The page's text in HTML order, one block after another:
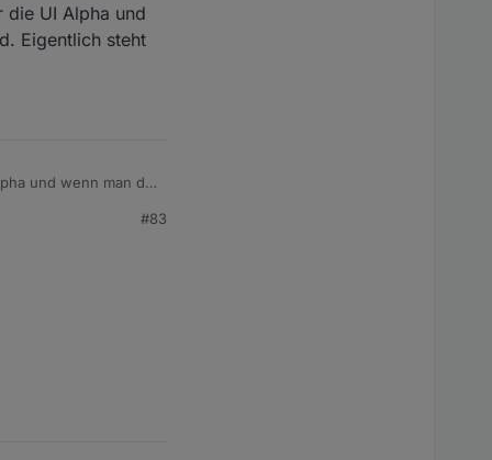
die UI Alpha und
Eigentlich steht
und wenn man die
#83